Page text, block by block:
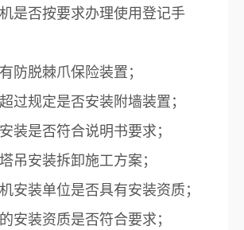
是否按要求办理使用登记手
防脱棘爪保险装置；
过规定是否安装附墙装置；
装是否符合说明书要求；
吊安装拆卸施工方案；
安装单位是否具有安装资质；
安装资质是否符合要求；